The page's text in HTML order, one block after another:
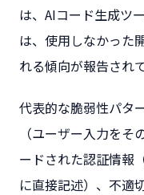
は、AIコード生成ツ
は、使用しなかった
れる傾向が報告され
代表的な脆弱性パタ
（ユーザー入力を
ードされた認証情報
に直接記述）、不適